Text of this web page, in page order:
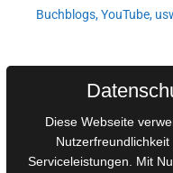
Buchblogs, YouTube,
AGB für Medienprojekte
Online-Artikel
Manuskripte einreichen
Diese Webseite
Serviceleistungen. Mit